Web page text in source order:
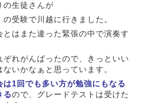
の生徒さんが
の受験で川越に行きました。
とはまた違った緊張の中で演奏す
ぞれがんばったので、きっといい
いかなぁと思っています。
は1回でも多い方が勉強にもなる
るので、グレードテストは受けた